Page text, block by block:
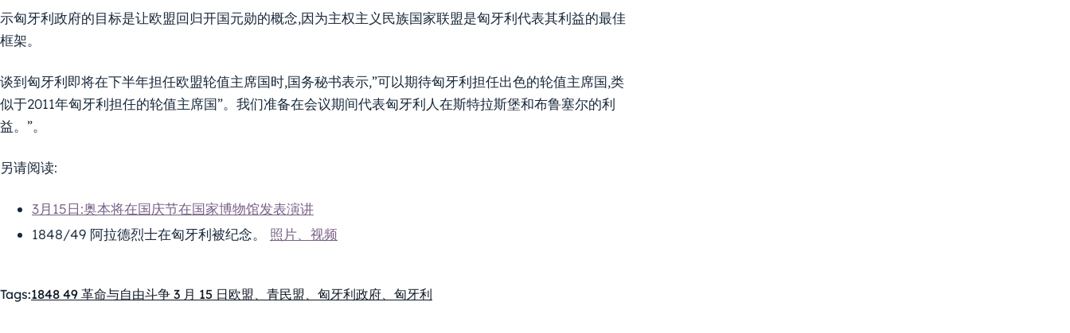
示匈牙利政府的目标是让欧盟回归开国元勋的概念,因为主权主义民族国家联盟是匈牙利代表其利益的最佳
框架。
谈到匈牙利即将在下半年担任欧盟轮值主席国时,国务秘书表示,”可以期待匈牙利担任出色的轮值主席国,类
似于2011年匈牙利担任的轮值主席国”。我们准备在会议期间代表匈牙利人在斯特拉斯堡和布鲁塞尔的利
益。”。
另请阅读:
3月15日:奥本将在国庆节在国家博物馆发表演讲
1848/49 阿拉德烈士在匈牙利被纪念。 照片、视频
Tags:1848 49 革命与自由斗争 3 月 15 日欧盟、青民盟、匈牙利政府、匈牙利